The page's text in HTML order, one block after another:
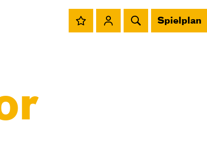
Spielplan